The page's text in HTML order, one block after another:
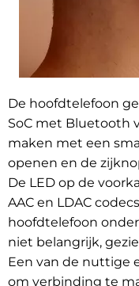
De hoofdtelefoon
SoC met Bluetooth
maken met een
openen en de
De LED op de
AAC en LDAC
hoofdtelefoon
niet belangrijk,
Een van de nuttige
om verbinding te